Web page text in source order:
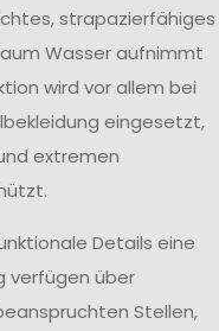
strapazierfähiges
Wasser aufnimmt
wird vor allem bei
eingesetzt,
extremen
Details eine
verfügen über
Stellen,